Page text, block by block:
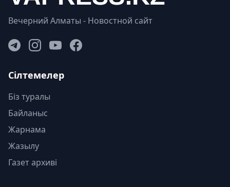
Вечерний Алматы - Новостной сайт
Сілтемелер
Біз туралы
Байланыс
Жарнама
Жазылу
Газет архиві